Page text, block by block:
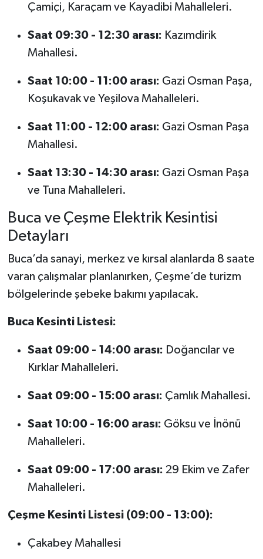
Çamiçi, Karaçam ve Kayadibi Mahalleleri.
Saat 09:30 - 12:30 arası: Kazımdirik
Mahallesi.
Saat 10:00 - 11:00 arası: Gazi Osman Paşa,
Koşukavak ve Yeşilova Mahalleleri.
Saat 11:00 - 12:00 arası: Gazi Osman Paşa
Mahallesi.
Saat 13:30 - 14:30 arası: Gazi Osman Paşa
ve Tuna Mahalleleri.
Buca ve Çeşme Elektrik Kesintisi
Detayları
Buca’da sanayi, merkez ve kırsal alanlarda 8 saate
varan çalışmalar planlanırken, Çeşme’de turizm
bölgelerinde şebeke bakımı yapılacak.
Buca Kesinti Listesi:
Saat 09:00 - 14:00 arası: Doğancılar ve
Kırklar Mahalleleri.
Saat 09:00 - 15:00 arası: Çamlık Mahallesi.
Saat 10:00 - 16:00 arası: Göksu ve İnönü
Mahalleleri.
Saat 09:00 - 17:00 arası: 29 Ekim ve Zafer
Mahalleleri.
Çeşme Kesinti Listesi (09:00 - 13:00):
Çakabey Mahallesi